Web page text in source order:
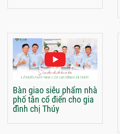
Bàn giao siêu phẩm nhà
phố tân cổ điển cho gia
đình chị Thúy